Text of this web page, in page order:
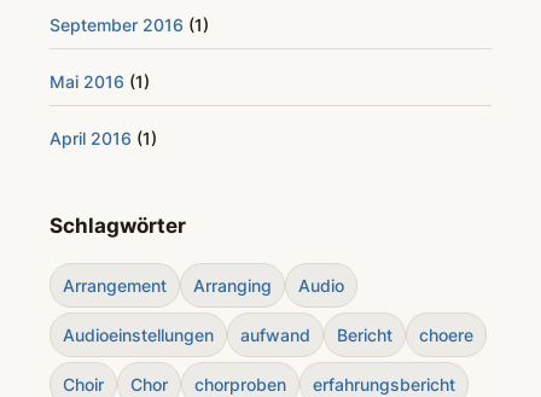
September 2016 (1)
Mai 2016 (1)
April 2016 (1)
Schlagwörter
Arrangement Arranging Audio
Audioeinstellungen aufwand Bericht choere
Choir Chor chorproben erfahrungsbericht